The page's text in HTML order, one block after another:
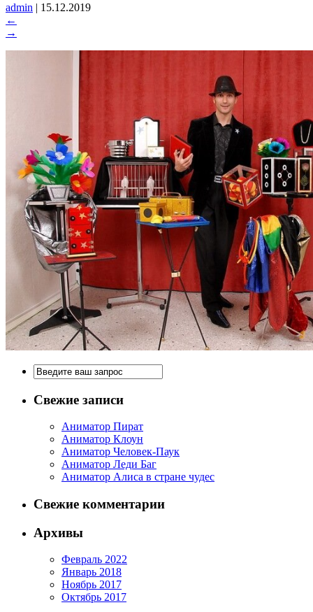
admin | 15.12.2019
←
→
Свежие записи
Аниматор Пират
Аниматор Клоун
Аниматор Человек-Паук
Аниматор Леди Баг
Аниматор Алиса в стране чудес
Свежие комментарии
Архивы
Февраль 2022
Январь 2018
Ноябрь 2017
Октябрь 2017